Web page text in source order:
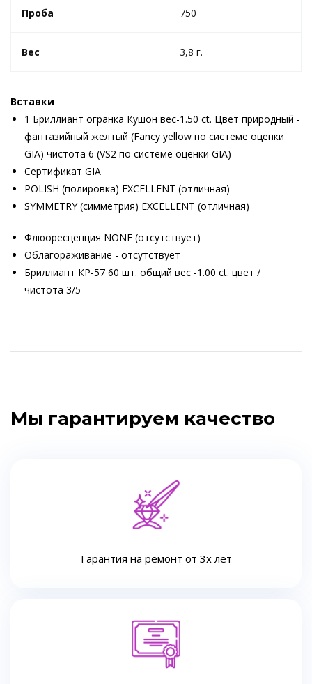
Проба 750
Вес 3,8 г.
Вставки
1 Бриллиант огранка Кушон вес-1.50 ct. Цвет природный -
фантазийный желтый (Fancy yellow по системе оценки
GIA) чистота 6 (VS2 по системе оценки GIA)
Сертификат GIA
POLISH (полировка) EXCELLENT (отличная)
SYMMETRY (симметрия) EXCELLENT (отличная)
Флюоресценция NONE (отсутствует)
Облагораживание - отсутствует
Бриллиант КР-57 60 шт. общий вес -1.00 ct. цвет /
чистота 3/5
Мы гарантируем качество
Гарантия на ремонт от 3х лет